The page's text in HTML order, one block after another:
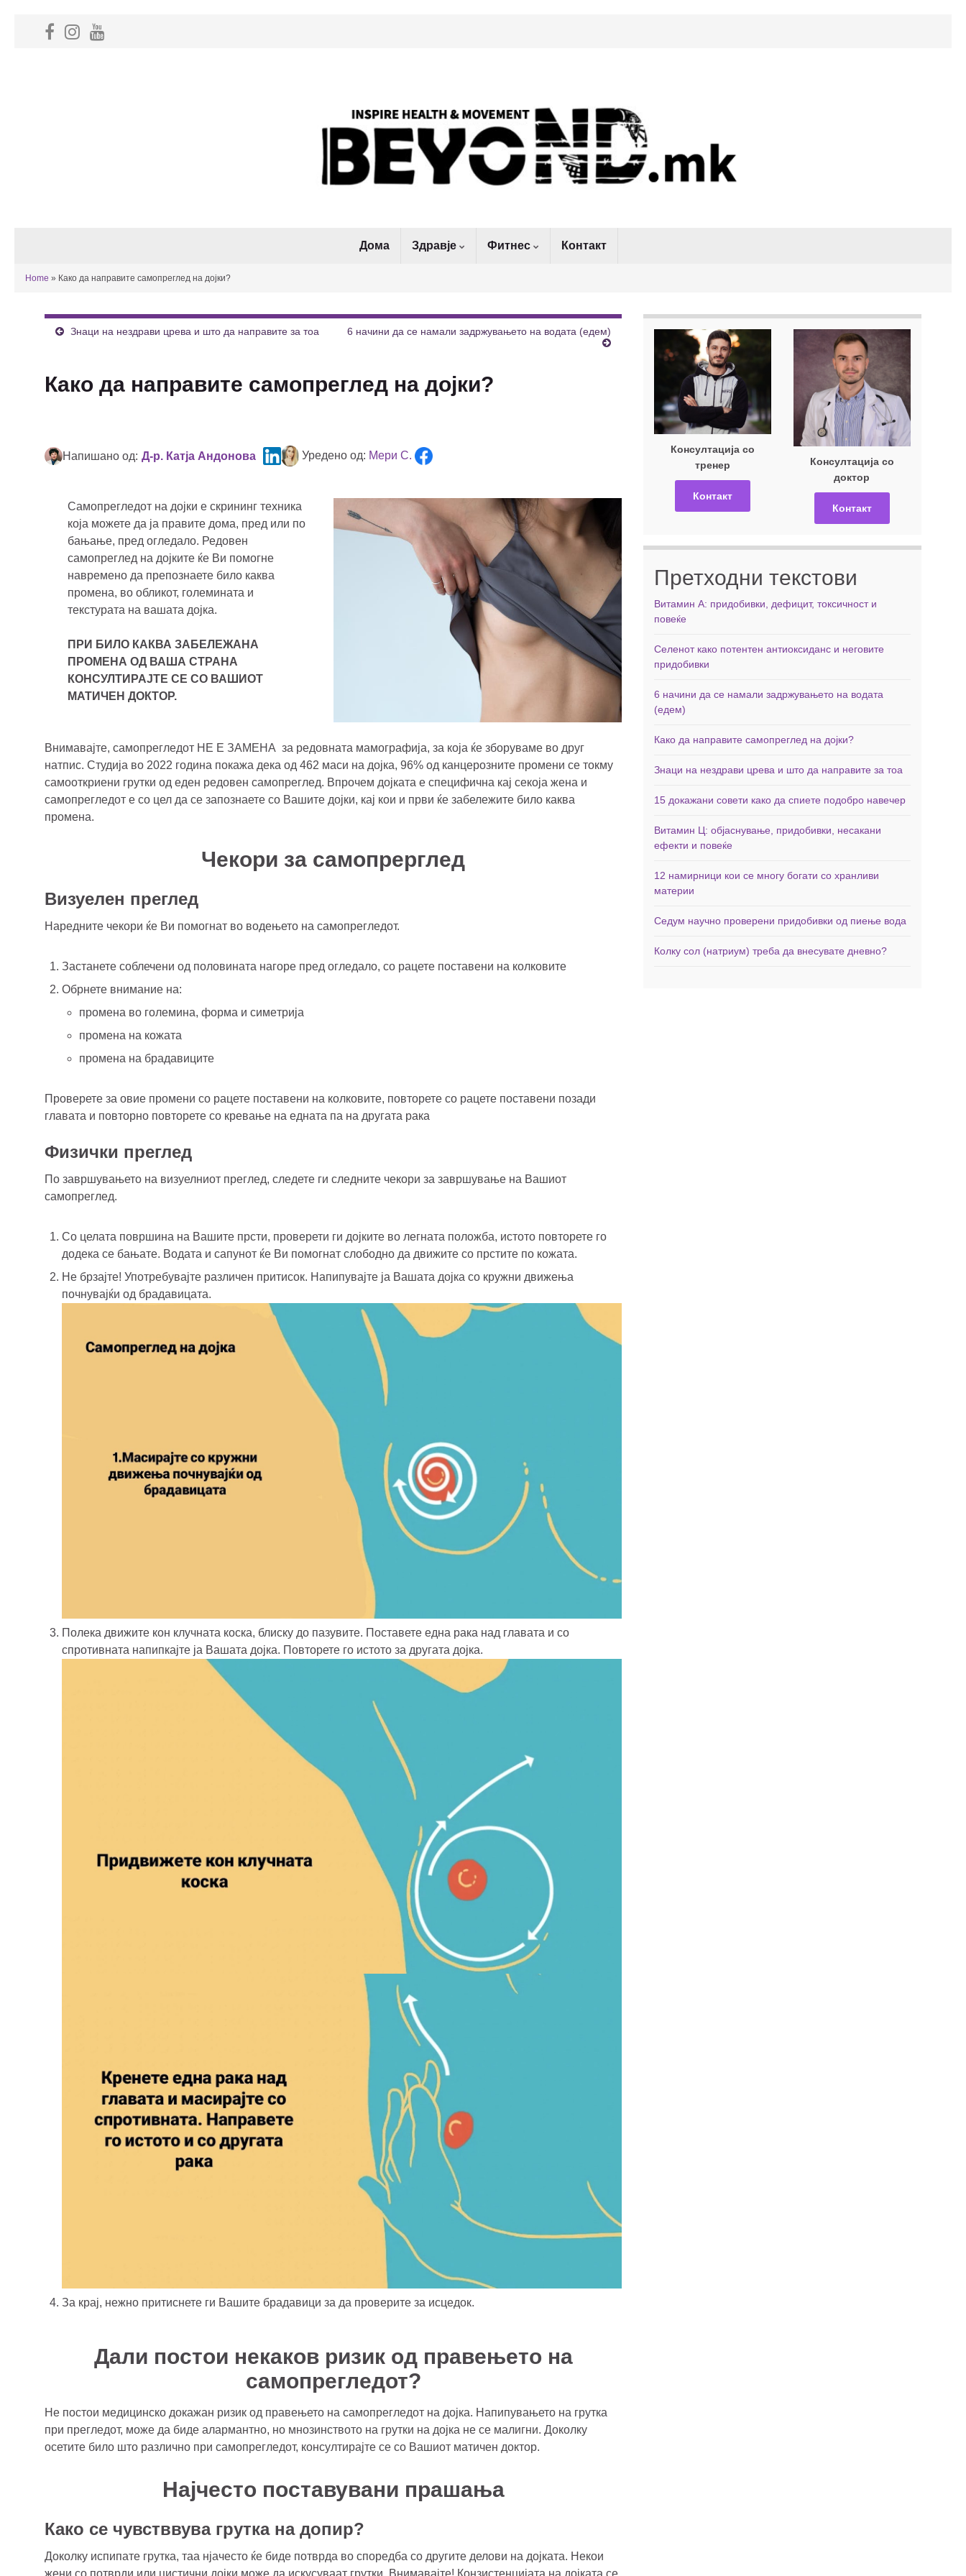
Дома Здравје Фитнес Контакт
Home » Како да направите самопреглед на дојки?
Знаци на нездрави црева и што да направите за тоа 6 начини да се намали задржувањето на водата (едем)
Како да направите самопреглед на дојки?
Напишано од: Д-р. Катја Андонова Уредено од: Мери С.
Самопрегледот на дојки е скрининг техника
која можете да ја правите дома, пред или по
бањање, пред огледало. Редовен
самопреглед на дојките ќе Ви помогне
навремено да препознаете било каква
промена, во обликот, големината и
текстурата на вашата дојка.
ПРИ БИЛО КАКВА ЗАБЕЛЕЖАНА
ПРОМЕНА ОД ВАША СТРАНА
КОНСУЛТИРАЈТЕ СЕ СО ВАШИОТ
МАТИЧЕН ДОКТОР.
Внимавајте, самопрегледот НЕ Е ЗАМЕНА за редовната мамографија, за која ќе зборуваме во друг
натпис. Студија во 2022 година покажа дека од 462 маси на дојка, 96% од канцерозните промени се токму
самооткриени грутки од еден редовен самопреглед. Впрочем дојката е специфична кај секоја жена и
самопрегледот е со цел да се запознаете со Вашите дојки, кај кои и први ќе забележите било каква
промена.
Чекори за самопрерглед
Визуелен преглед
Наредните чекори ќе Ви помогнат во водењето на самопрегледот.
Застанете соблечени од половината нагоре пред огледало, со рацете поставени на колковите
Обрнете внимание на:
промена во големина, форма и симeтрија
промена на кожата
промена на брадавиците
Проверете за овие промени со рацете поставени на колковите, повторете со рацете поставени позади
главата и повторно повторете со кревање на едната па на другата рака
Физички преглед
По завршувањето на визуелниот преглед, следете ги следните чекори за завршување на Вашиот
самопреглед.
Со целата површина на Вашите прсти, проверети ги дојките во легната положба, истото повторете го
додека се бањате. Водата и сапунот ќе Ви помогнат слободно да движите со прстите по кожата.
Не брзајте! Употребувајте различен притисок. Напипувајте ја Вашата дојка со кружни движења
почнувајќи од брадавицата.
Полека движите кон клучната коска, блиску до пазувите. Поставете една рака над главата и со
спротивната напипкајте ја Вашата дојка. Повторете го истото за другата дојка.
За крај, нежно притиснете ги Вашите брадавици за да проверите за исцедок.
Дали постои некаков ризик од правењето на
самопрегледот?
Не постои медицинско докажан ризик од правењето на самопрегледот на дојка. Напипувањето на грутка
при прегледот, може да биде алармантно, но мнозинството на грутки на дојка не се малигни. Доколку
осетите било што различно при самопрегледот, консултирајте се со Вашиот матичен доктор.
Најчесто поставувани прашања
Како се чувстввува грутка на допир?
Доколку испипате грутка, таа нјачесто ќе биде потврда во споредба со другите делови на дојката. Некои
Консултација со
тренер
Контакт
Консултација со
доктор
Контакт
Претходни текстови
Витамин А: придобивки, дефицит, токсичност и
повеќе
Селенот како потентен антиоксиданс и неговите
придобивки
6 начини да се намали задржувањето на водата
(едем)
Како да направите самопреглед на дојки?
Знаци на нездрави црева и што да направите за тоа
15 докажани совети како да спиете подобро навечер
Витамин Ц: објаснување, придобивки, несакани
ефекти и повеќе
12 намирници кои се многу богати со хранливи
материи
Седум научно проверени придобивки од пиење вода
Колку сол (натриум) треба да внесувате дневно?